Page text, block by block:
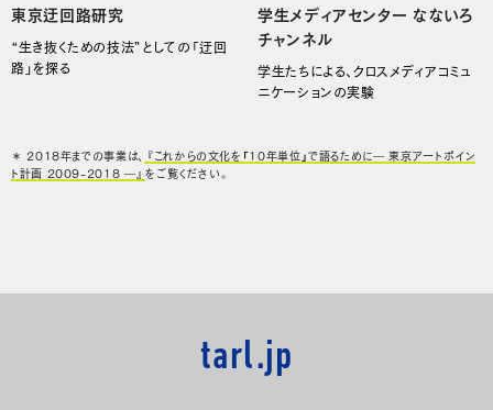
東京迂回路研究
“生き抜くための技法”としての「迂回
路」を探る
学生メディアセンター なないろ
チャンネル
学生たちによる、クロスメディアコミュ
ニケーションの実験
＊ 2018年までの事業は、 『これからの文化を「10年単位」で語るために― 東京アートポイン
ト計画 2009-2018 ―』 をご覧ください。
tarl.jp